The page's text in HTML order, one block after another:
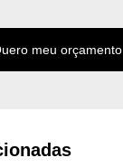
meu orçamento